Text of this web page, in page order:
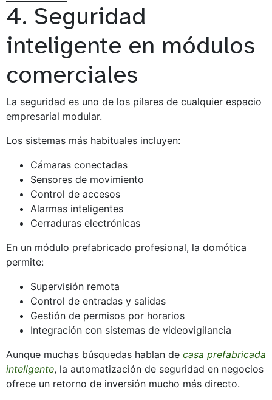
4. Seguridad
inteligente en módulos
comerciales
La seguridad es uno de los pilares de cualquier espacio
empresarial modular.
Los sistemas más habituales incluyen:
Cámaras conectadas
Sensores de movimiento
Control de accesos
Alarmas inteligentes
Cerraduras electrónicas
En un módulo prefabricado profesional, la domótica
permite:
Supervisión remota
Control de entradas y salidas
Gestión de permisos por horarios
Integración con sistemas de videovigilancia
Aunque muchas búsquedas hablan de casa prefabricada
inteligente, la automatización de seguridad en negocios
ofrece un retorno de inversión mucho más directo.